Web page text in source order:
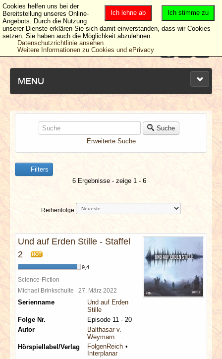
MENU
NEUESTE ARTIKEL
NEWS & DATES
BERICHTE
VERLOSUNGEN
SPECIALS
REDAKTION
LINKS
ARCHIV
Suche
Erweiterte Suche
Filters
6 Ergebnisse - zeige 1 - 6
Reihenfolge
Und auf Erden Stille - Staffel
2
HOT
9,4
Science-Fiction
Michael Brinkschulte 27. März 2022
Serienname
Und auf Erden
Stille
Folge Nr.
Episode 11 - 20
Autor
Balthasar v.
Weymarn
Hörspiellabel/Verlag
FolgenReich
Interplanar
Ich stimme zu
Ich lehne ab
Cookies helfen uns bei der
Bereitstellung unseres Online-
Angebots. Durch die Nutzung
unserer Dienste erklären Sie sich damit einverstanden, dass wir Cookies
setzen. Sie haben auch die Möglichkeit abzulehnen.
Datenschutzrichtlinie ansehen
Weitere Informationen zu Cookies und ePrivacy